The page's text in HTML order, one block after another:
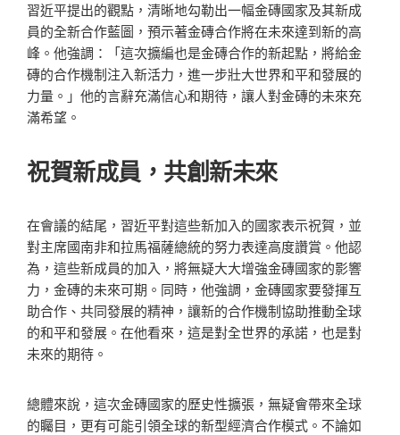
習近平提出的觀點，清晰地勾勒出一幅金磚國家及其新成
員的全新合作藍圖，預示著金磚合作將在未來達到新的高
峰。他強調：「這次擴編也是金磚合作的新起點，將給金
磚的合作機制注入新活力，進一步壯大世界和平和發展的
力量。」他的言辭充滿信心和期待，讓人對金磚的未來充
滿希望。
祝賀新成員，共創新未來
在會議的結尾，習近平對這些新加入的國家表示祝賀，並
對主席國南非和拉馬福薩總統的努力表達高度讚賞。他認
為，這些新成員的加入，將無疑大大增強金磚國家的影響
力，金磚的未來可期。同時，他強調，金磚國家要發揮互
助合作、共同發展的精神，讓新的合作機制協助推動全球
的和平和發展。在他看來，這是對全世界的承諾，也是對
未來的期待。
總體來說，這次金磚國家的歷史性擴張，無疑會帶來全球
的矚目，更有可能引領全球的新型經濟合作模式。不論如